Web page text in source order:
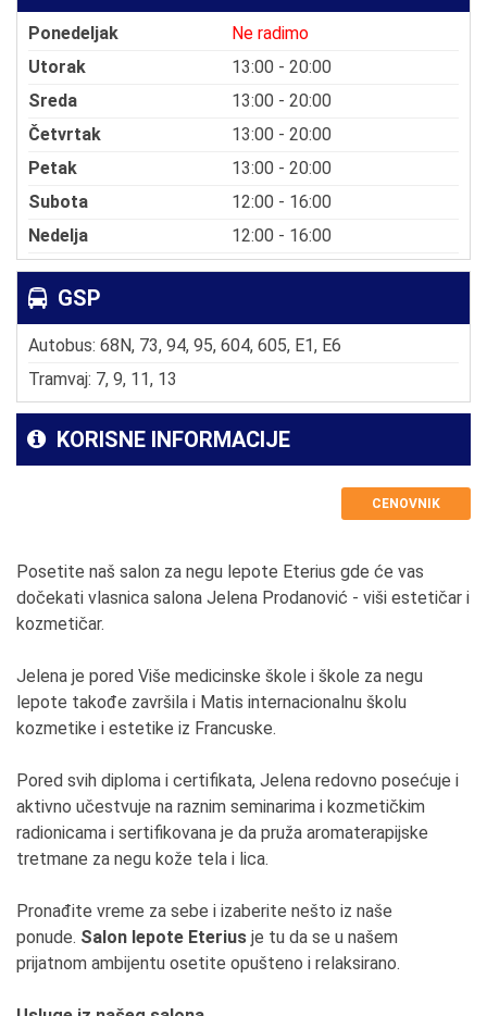
Ponedeljak
Ne radimo
Utorak
13:00 - 20:00
Sreda
13:00 - 20:00
Četvrtak
13:00 - 20:00
Petak
13:00 - 20:00
Subota
12:00 - 16:00
Nedelja
12:00 - 16:00
GSP
Autobus: 68N, 73, 94, 95, 604, 605, E1, E6
Tramvaj: 7, 9, 11, 13
KORISNE INFORMACIJE
CENOVNIK
Posetite naš salon za negu lepote Eterius gde će vas
dočekati vlasnica salona Jelena Prodanović - viši estetičar i
kozmetičar.
Jelena je pored Više medicinske škole i škole za negu
lepote takođe završila i Matis internacionalnu školu
kozmetike i estetike iz Francuske.
Pored svih diploma i certifikata, Jelena redovno posećuje i
aktivno učestvuje na raznim seminarima i kozmetičkim
radionicama i sertifikovana je da pruža aromaterapijske
tretmane za negu kože tela i lica.
Pronađite vreme za sebe i izaberite nešto iz naše
ponude. Salon lepote Eterius je tu da se u našem
prijatnom ambijentu osetite opušteno i relaksirano.